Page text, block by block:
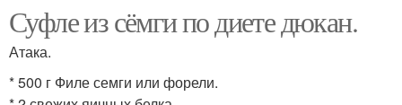
Суфле из сёмги по диете дюкан.
Атака.
* 500 г Филе семги или форели.